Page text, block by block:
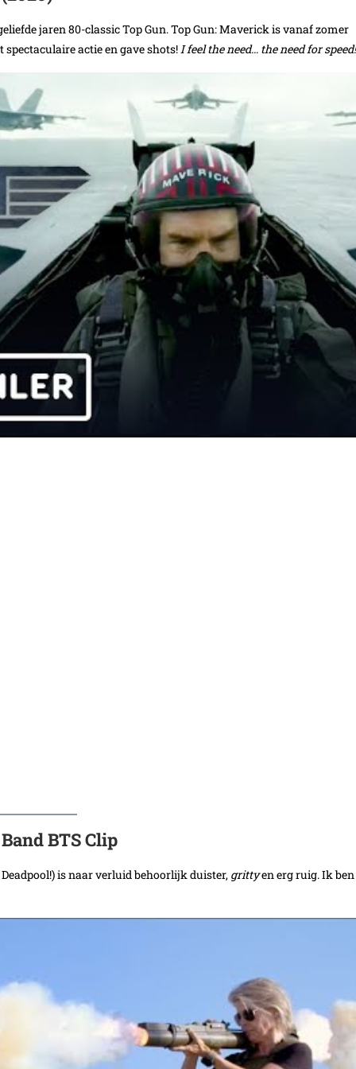
jaren 80-classic Top Gun. Top Gun: Maverick is vanaf zomer
spectaculaire actie en gave shots!I feel the need… the need for speed!
BTS Clip
is naar verluid behoorlijk duister, grittyen erg ruig. Ik ben